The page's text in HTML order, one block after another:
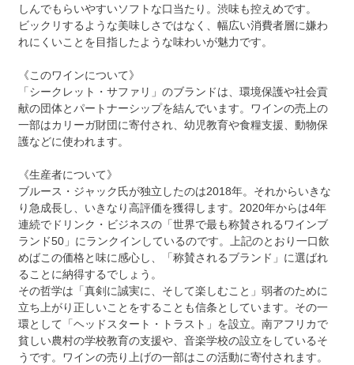
しんでもらいやすいソフトな口当たり。渋味も控えめです。
ビックリするような美味しさではなく、幅広い消費者層に嫌わ
れにくいことを目指したような味わいが魅力です。
《このワインについて》
「シークレット・サファリ」のブランドは、環境保護や社会貢
献の団体とパートナーシップを結んでいます。ワインの売上の
一部はカリーガ財団に寄付され、幼児教育や食糧支援、動物保
護などに使われます。
《生産者について》
ブルース・ジャック氏が独立したのは2018年。それからいきな
り急成長し、いきなり高評価を獲得します。2020年からは4年
連続でドリンク・ビジネスの「世界で最も称賛されるワインブ
ランド50」にランクインしているのです。上記のとおり一口飲
めばこの価格と味に感心し、「称賛されるブランド」に選ばれ
ることに納得するでしょう。
その哲学は「真剣に誠実に、そして楽しむこと」弱者のために
立ち上がり正しいことをすることも信条としています。その一
環として「ヘッドスタート・トラスト」を設立。南アフリカで
貧しい農村の学校教育の支援や、音楽学校の設立をしているそ
うです。ワインの売り上げの一部はこの活動に寄付されます。